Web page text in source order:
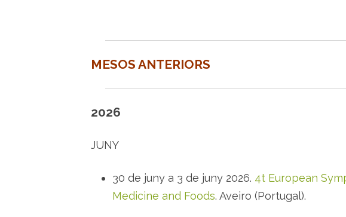
MESOS ANTERIORS
2026
JUNY
30 de juny a 3 de juny 2026. 4t European
Medicine and Foods. Aveiro (Portugal).